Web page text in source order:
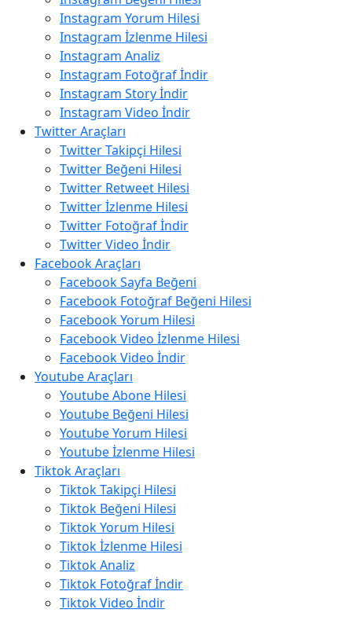
Instagram Yorum Hilesi
Instagram İzlenme Hilesi
Instagram Analiz
Instagram Fotoğraf İndir
Instagram Story İndir
Instagram Video İndir
Twitter Araçları
Twitter Takipçi Hilesi
Twitter Beğeni Hilesi
Twitter Retweet Hilesi
Twitter İzlenme Hilesi
Twitter Fotoğraf İndir
Twitter Video İndir
Facebook Araçları
Facebook Sayfa Beğeni
Facebook Fotoğraf Beğeni Hilesi
Facebook Yorum Hilesi
Facebook Video İzlenme Hilesi
Facebook Video İndir
Youtube Araçları
Youtube Abone Hilesi
Youtube Beğeni Hilesi
Youtube Yorum Hilesi
Youtube İzlenme Hilesi
Tiktok Araçları
Tiktok Takipçi Hilesi
Tiktok Beğeni Hilesi
Tiktok Yorum Hilesi
Tiktok İzlenme Hilesi
Tiktok Analiz
Tiktok Fotoğraf İndir
Tiktok Video İndir